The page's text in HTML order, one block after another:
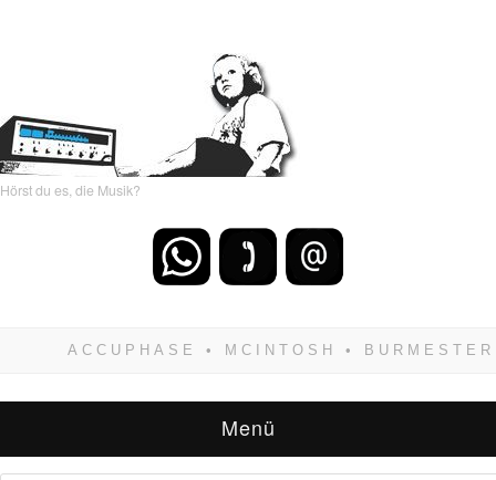
Hörst du es, die Musik?
zwangsläufig siegen! Und noch was: Hifi
Menü